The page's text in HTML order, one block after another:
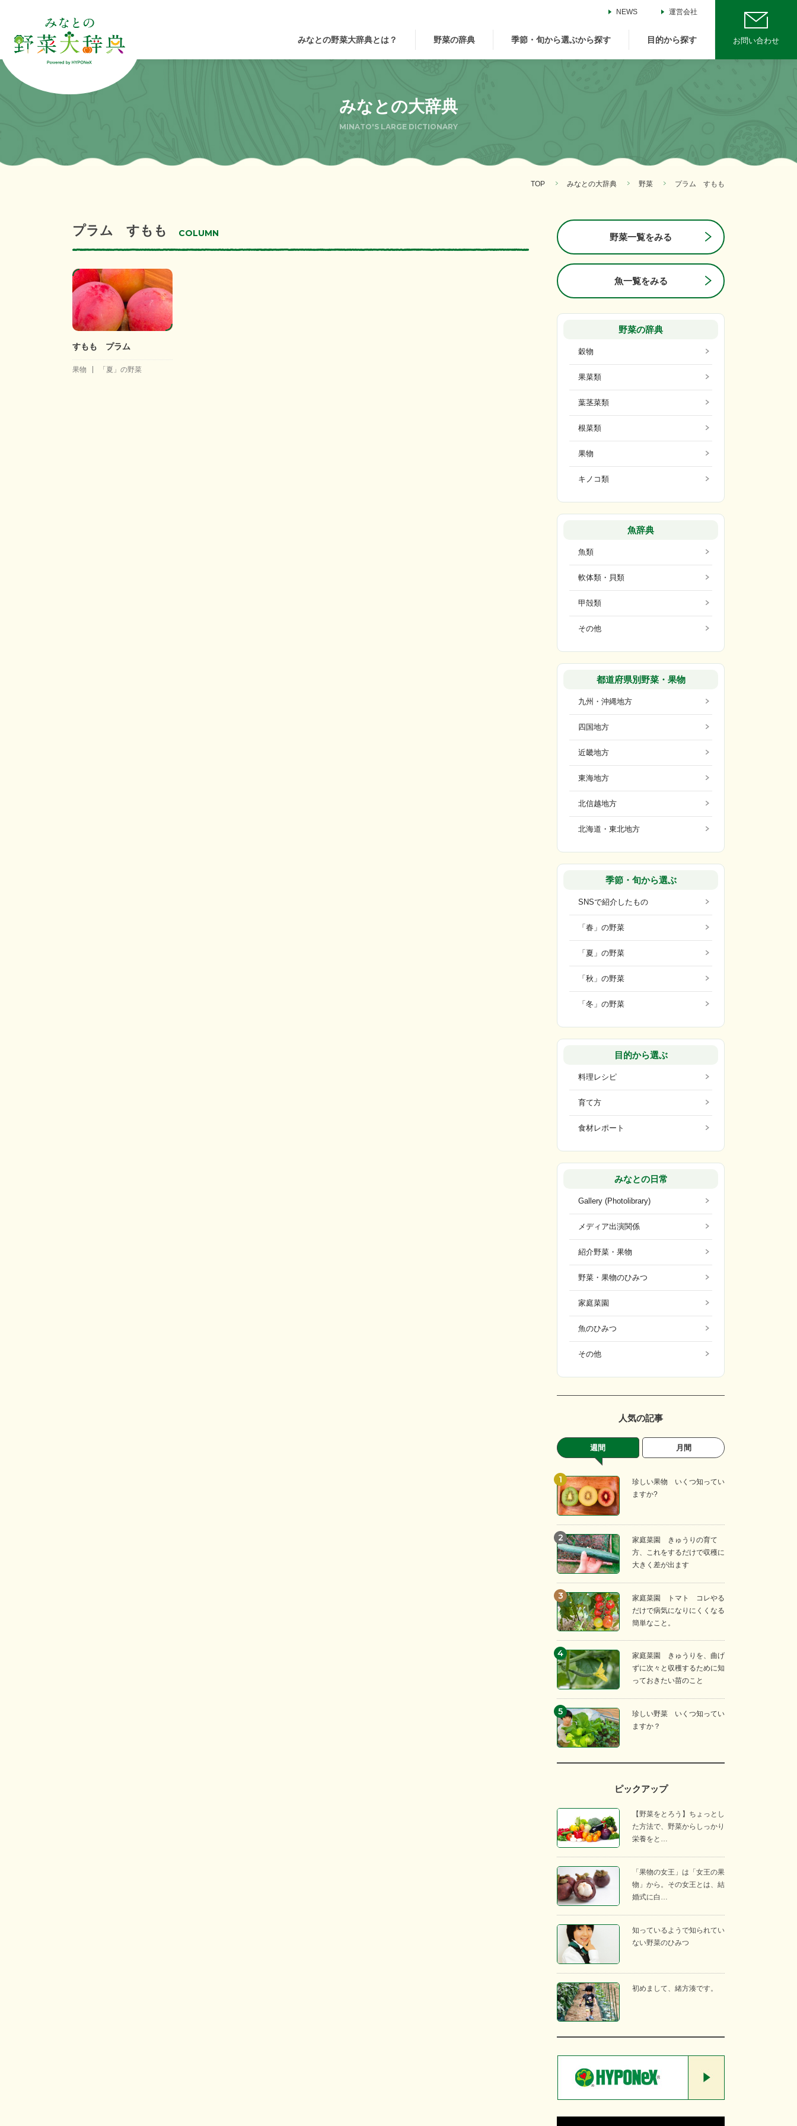
NEWS 運営会社
みなとの野菜大辞典とは？ 野菜の辞典 季節・旬から選ぶから探す 目的から探す お問い合わせ
みなとの大辞典
MINATO'S LARGE DICTIONARY
TOP みなとの大辞典 野菜 プラム すもも
プラム すもも COLUMN
すもも プラム
果物 「夏」の野菜
野菜一覧をみる
魚一覧をみる
野菜の辞典
穀物
果菜類
葉茎菜類
根菜類
果物
キノコ類
魚辞典
魚類
軟体類・貝類
甲殻類
その他
都道府県別野菜・果物
九州・沖縄地方
四国地方
近畿地方
東海地方
北信越地方
北海道・東北地方
季節・旬から選ぶ
SNSで紹介したもの
「春」の野菜
「夏」の野菜
「秋」の野菜
「冬」の野菜
目的から選ぶ
料理レシピ
育て方
食材レポート
みなとの日常
Gallery (Photolibrary)
メディア出演関係
紹介野菜・果物
野菜・果物のひみつ
家庭菜園
魚のひみつ
その他
人気の記事
週間 月間
珍しい果物 いくつ知ってい
ますか?
家庭菜園 きゅうりの育て
方、これをするだけで収穫に
大きく差が出ます
家庭菜園 トマト コレやる
だけで病気になりにくくなる
簡単なこと。
家庭菜園 きゅうりを、曲げ
ずに次々と収穫するために知
っておきたい苗のこと
珍しい野菜 いくつ知ってい
ますか？
ピックアップ
【野菜をとろう】ちょっとし
た方法で、野菜からしっかり
栄養をと…
「果物の女王」は「女王の果
物」から。その女王とは、結
婚式に白…
知っているようで知られてい
ない野菜のひみつ
初めまして、緒方湊です。